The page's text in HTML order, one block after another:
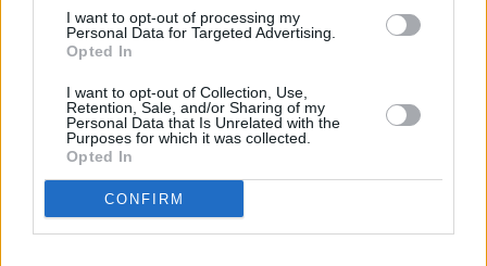
I want to opt-out of processing my
Personal Data for Targeted Advertising.
Opted In
I want to opt-out of Collection, Use,
Retention, Sale, and/or Sharing of my
Personal Data that Is Unrelated with the
Purposes for which it was collected.
Opted In
CONFIRM
Business
ΟΣΕ: Νέος διαγωνισμός για τους «βουβούς»
ασύρματους – Στα 100 εκατ. ευρώ το συνολικό
κόστος